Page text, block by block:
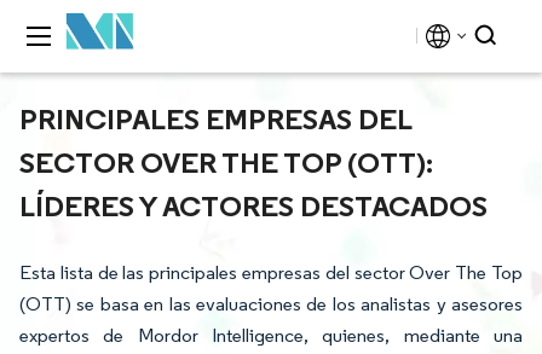
PRINCIPALES EMPRESAS DEL
SECTOR OVER THE TOP (OTT):
LÍDERES Y ACTORES DESTACADOS
Esta lista de las principales empresas del sector Over The Top
(OTT) se basa en las evaluaciones de los analistas y asesores
expertos de Mordor Intelligence, quienes, mediante una